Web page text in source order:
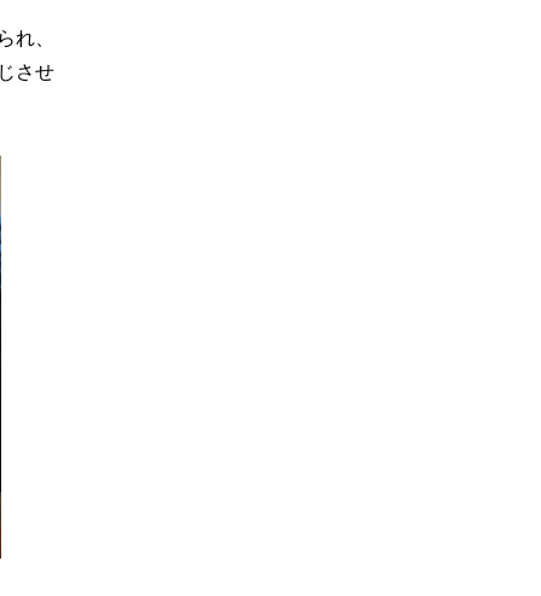
、
させ